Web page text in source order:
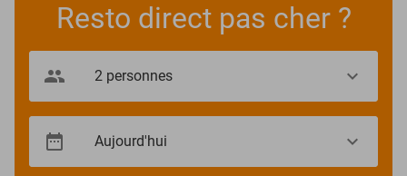
Resto direct pas cher ?